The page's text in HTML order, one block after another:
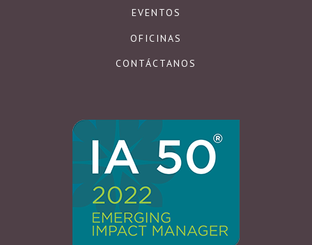
EVENTOS
OFICINAS
CONTÁCTANOS